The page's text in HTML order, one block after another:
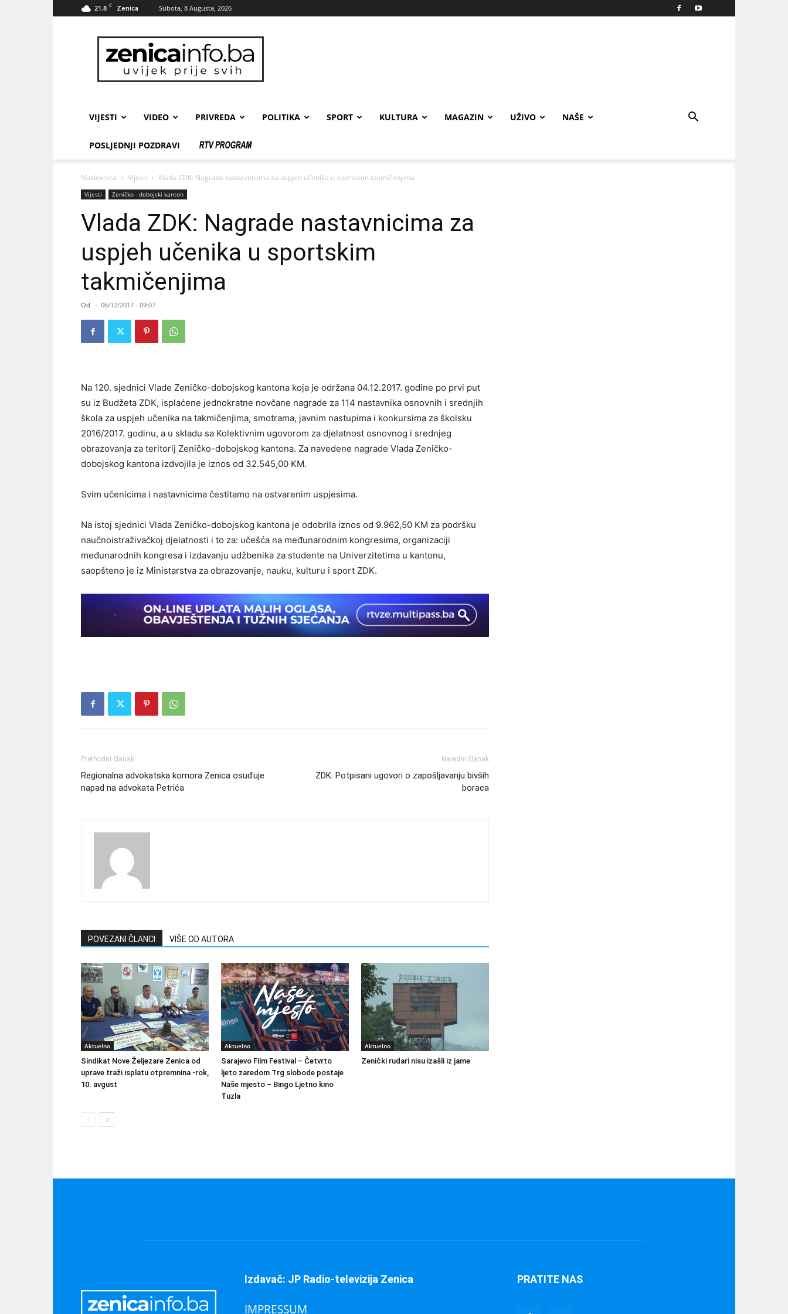
21.8 C Zenica Subota, 8 Augusta, 2026
zenicainfo.ba
VIJESTI VIDEO PRIVREDA POLITIKA SPORT KULTURA MAGAZIN UŽIVO NAŠE
POSLJEDNJI POZDRAVI
Naslovnica Vijesti Vlada ZDK: Nagrade nastavnicima za uspjeh učenika u sportskim takmičenjima
Vijesti Zeničko - dobojski kanton
Vlada ZDK: Nagrade nastavnicima za
uspjeh učenika u sportskim
takmičenjima
Od - 06/12/2017 - 09:07
Na 120. sjednici Vlade Zeničko-dobojskog kantona koja je održana 04.12.2017. godine po prvi put
su iz Budžeta ZDK, isplaćene jednokratne novčane nagrade za 114 nastavnika osnovnih i srednjih
škola za uspjeh učenika na takmičenjima, smotrama, javnim nastupima i konkursima za školsku
2016/2017. godinu, a u skladu sa Kolektivnim ugovorom za djelatnost osnovnog i srednjeg
obrazovanja za teritorij Zeničko-dobojskog kantona. Za navedene nagrade Vlada Zeničko-
dobojskog kantona izdvojila je iznos od 32.545,00 KM.
Svim učenicima i nastavnicima čestitamo na ostvarenim uspjesima.
Na istoj sjednici Vlada Zeničko-dobojskog kantona je odobrila iznos od 9.962,50 KM za podršku
naučnoistraživačkoj djelatnosti i to za: učešća na međunarodnim kongresima, organizaciji
međunarodnih kongresa i izdavanju udžbenika za studente na Univerzitetima u kantonu,
saopšteno je iz Ministarstva za obrazovanje, nauku, kulturu i sport ZDK.
Prethodni članak
Regionalna advokatska komora Zenica osuđuje
napad na advokata Petrića
Naredni članak
ZDK: Potpisani ugovori o zapošljavanju bivših
boraca
POVEZANI ČLANCI VIŠE OD AUTORA
Aktuelno
Sindikat Nove Željezare Zenica od
uprave traži isplatu otpremnina -rok,
10. avgust
Aktuelno
Sarajevo Film Festival – Četvrto
ljeto zaredom Trg slobode postaje
Naše mjesto – Bingo Ljetno kino
Tuzla
Aktuelno
Zenički rudari nisu izašli iz jame
Izdavač: JP Radio-televizija Zenica
IMPRESSUM
PRATITE NAS